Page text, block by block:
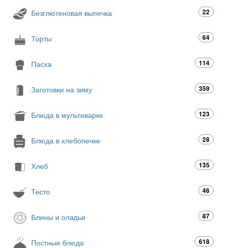
Безглютеновая выпечка 22
Торты 64
Пасха 114
Заготовки на зиму 359
Блюда в мультиварке 123
Блюда в хлебопечке 28
Хлеб 135
Тесто 46
Блины и оладьи 87
Постные блюда 618